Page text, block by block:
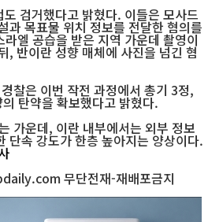
검거했다고 밝혔다. 이들은 모사드
과 목표물 위치 정보를 전달한 혐의를
라엘 공습을 받은 지역 가운데 촬영이
, 반이란 성향 매체에 사진을 넘긴 혐
찰은 이번 작전 과정에서 총기 3정,
탄약을 확보했다고 밝혔다.
가운데, 이란 내부에서는 외부 정보
단속 강도가 한층 높아지는 양상이다.
무단전재-재배포금지